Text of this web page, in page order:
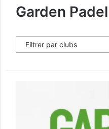
Garden
Filtrer par clubs